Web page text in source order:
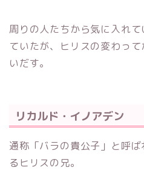
周りの人たちから気に入れ
ていたが、ヒリスの変わっ
いだす。
リカルド・イノアデン
通称「バラの貴公子」と呼
るヒリスの兄。